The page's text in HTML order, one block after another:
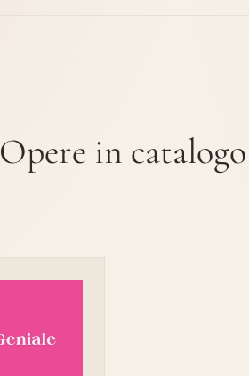
Opere in catalogo